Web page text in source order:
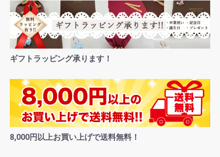
ギフトラッピング承ります！
8,000円以上お買い上げで送料無料！